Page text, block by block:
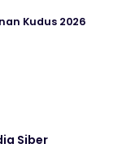
Kudus 2026
Siber